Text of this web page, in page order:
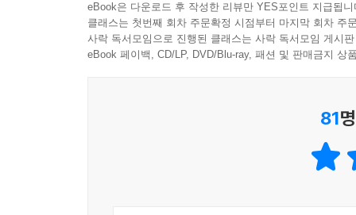
eBook은 다운로드 후 작성한 리뷰만 YES포인트 지급됩니
클래스는 첫번째 회차 주문확정 시점부터 마지막 회차 주
사락 독서모임으로 진행된 클래스는 사락 독서모임 게시
eBook 페이백, CD/LP, DVD/Blu-ray, 패션 및 판매금지 상
81